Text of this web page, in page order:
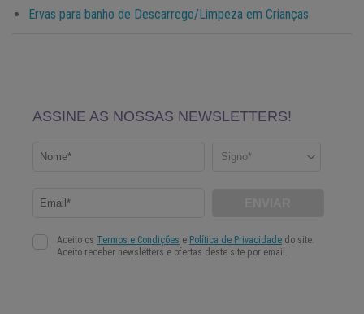
Ervas para banho de Descarrego/Limpeza em Crianças